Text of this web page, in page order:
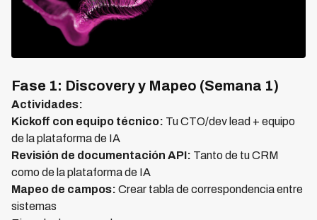
Fase 1: Discovery y Mapeo (Semana 1)
Actividades:
Kickoff con equipo técnico: Tu CTO/dev lead + equipo
de la plataforma de IA
Revisión de documentación API: Tanto de tu CRM
como de la plataforma de IA
Mapeo de campos: Crear tabla de correspondencia entre
sistemas